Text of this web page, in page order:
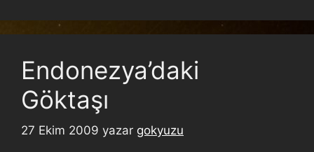
Endonezya’daki
Göktaşı
27 Ekim 2009 yazar gokyuzu